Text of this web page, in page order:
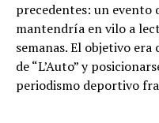
precedentes: un evento
mantendría en vilo a
semanas. El objetivo
de “L’Auto” y
periodismo deportivo